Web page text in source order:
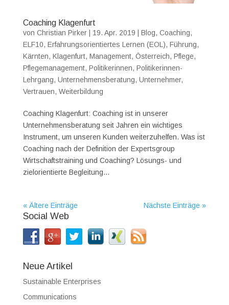
Coaching Klagenfurt
von Christian Pirker| 19. Apr. 2019 Blog, Coaching,
ELF10, Erfahrungsorientiertes Lernen (EOL), Führung,
Kärnten, Klagenfurt, Management, Österreich, Pflege,
Pflegemanagement, Politikerinnen, Politikerinnen-
Lehrgang, Unternehmensberatung, Unternehmer,
Vertrauen, Weiterbildung
Coaching Klagenfurt: Coaching ist in unserer
Unternehmensberatung seit Jahren ein wichtiges
Instrument, um unseren Kunden weiterzuhelfen. Was ist
Coaching nach der Definition der Expertsgroup
Wirtschaftstraining und Coaching? Lösungs- und
zielorientierte Begleitung...
« Ältere Einträge Nächste Einträge »
Social Web
Neue Artikel
Sustainable Enterprises
Communications